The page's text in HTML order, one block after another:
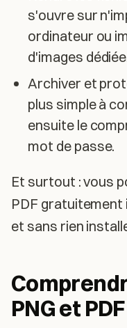
s'ouvre sur
ordinateur ou
d'images
Archiver et
plus simple à
ensuite le
mot de passe.
Et surtout : vous
PDF gratuitement
et sans rien
PNG et PDF